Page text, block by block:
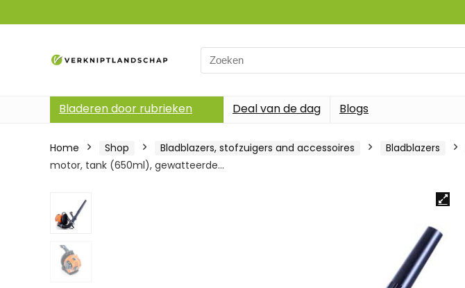
Search
for:
Bladeren door rubrieken Deal van de dag Blogs
Home Shop Bladblazers, stofzuigers and accessoires Bladblazers
motor, tank (650ml), gewatteerde…